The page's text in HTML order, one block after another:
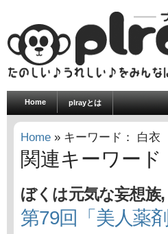
Home plrayとは
Home » キーワード： 白衣
関連キーワード
ぼくは元気な妄想族,
第79回「美人薬